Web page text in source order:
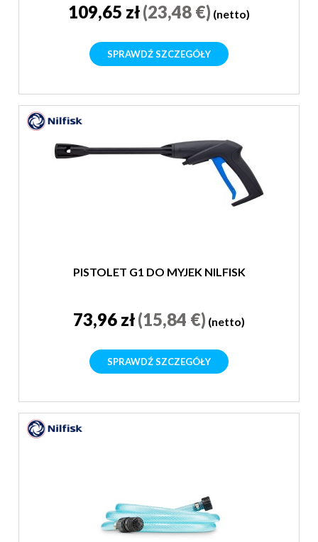
109,65 zł(23,48 €) (netto)
SPRAWDŹ SZCZEGÓŁY
PISTOLET G1 DO MYJEK NILFISK
73,96 zł(15,84 €) (netto)
SPRAWDŹ SZCZEGÓŁY